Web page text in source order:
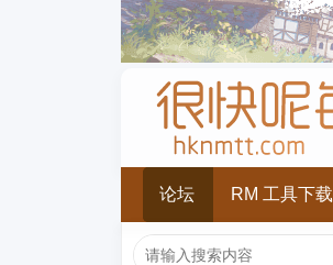
论坛 RM 工具下载